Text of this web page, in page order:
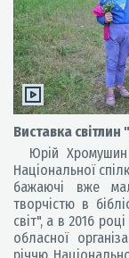
Виставка
Юрій Хромушин
Національної
бажаючі вже
творчістю в
світ", а в 2016
обласної